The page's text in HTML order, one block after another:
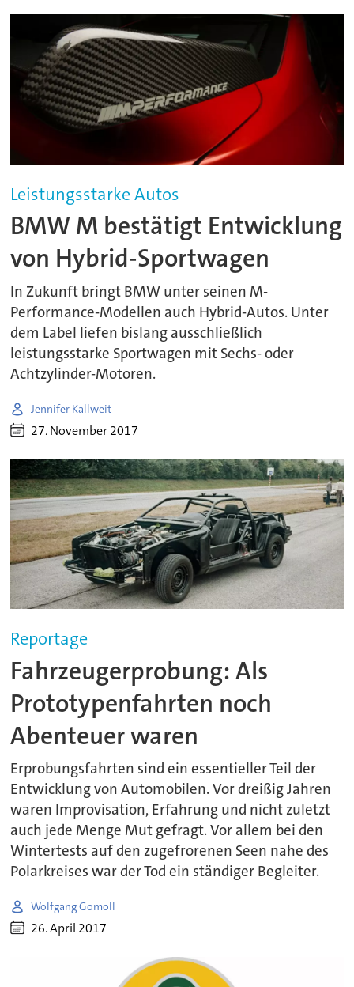
Leistungsstarke Autos
BMW M bestätigt Entwicklung
von Hybrid-Sportwagen
In Zukunft bringt BMW unter seinen M-
Performance-Modellen auch Hybrid-Autos. Unter
dem Label liefen bislang ausschließlich
leistungsstarke Sportwagen mit Sechs- oder
Achtzylinder-Motoren.
Jennifer Kallweit
27. November 2017
Reportage
Fahrzeugerprobung: Als
Prototypenfahrten noch
Abenteuer waren
Erprobungsfahrten sind ein essentieller Teil der
Entwicklung von Automobilen. Vor dreißig Jahren
waren Improvisation, Erfahrung und nicht zuletzt
auch jede Menge Mut gefragt. Vor allem bei den
Wintertests auf den zugefrorenen Seen nahe des
Polarkreises war der Tod ein ständiger Begleiter.
Wolfgang Gomoll
26. April 2017